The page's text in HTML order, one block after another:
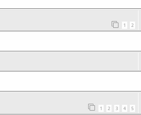
1 2
1 2 3 4 5